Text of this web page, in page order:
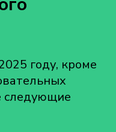
году, кроме
следующие